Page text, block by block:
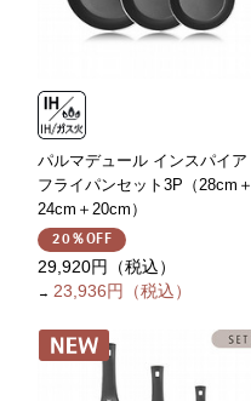
パルマデュール インスパイア
フライパンセット3P（28cm＋
24cm＋20cm）
20％OFF
29,920円（税込）
→ 23,936円（税込）